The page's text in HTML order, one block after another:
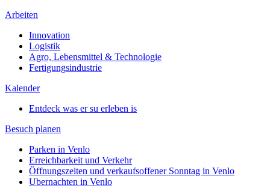
Arbeiten
Innovation
Logistik
Agro, Lebensmittel & Technologie
Fertigungsindustrie
Kalender
Entdeck was er su erleben is
Besuch planen
Parken in Venlo
Erreichbarkeit und Verkehr
Öffnungszeiten und verkaufsoffener Sonntag in Venlo
Ubernachten in Venlo